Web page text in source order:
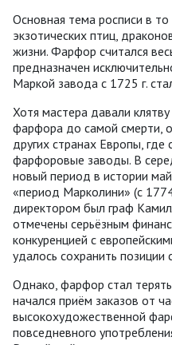
Основная тема росписи в
экзотических птиц,
жизни. Фарфор считался
предназначен
Маркой завода с 1725 г.
Хотя мастера давали
фарфора до самой смерти,
других странах Европы,
фарфоровые заводы. В
новый период в истории
«период Марколини» (с
директором был граф
отмечены серьёзным
конкуренцией с
удалось сохранить позиции
Однако, фарфор стал
начался приём заказов от
высокохудожественной
повседневного